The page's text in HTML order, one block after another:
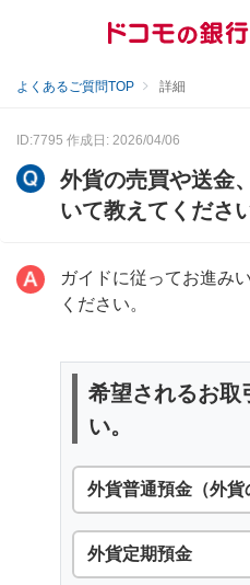
よくあるご質問TOP 詳細
ID:7795 作成日: 2026/04/06
外貨の売買や送金
いて教えてくださ
ガイドに従ってお進み
ください。
希望されるお取
い。
外貨普通預金（外貨
外貨定期預金